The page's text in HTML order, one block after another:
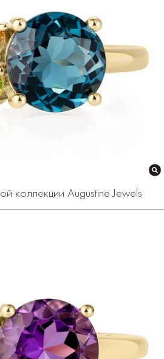
коллекции Augustine Jewels